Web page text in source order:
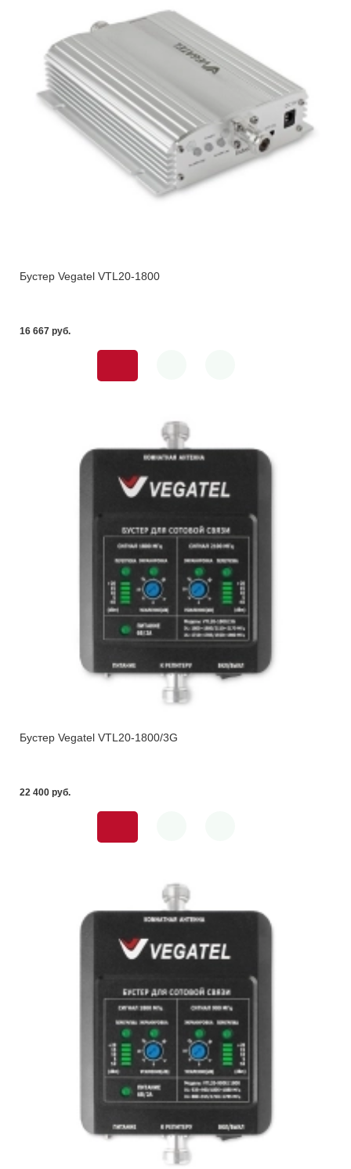
Бустер Vegatel VTL20-1800
16 667 pуб.
Бустер Vegatel VTL20-1800/3G
22 400 pуб.